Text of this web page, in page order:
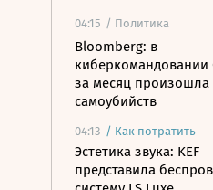
04:15 / Политика
Bloomberg: в
за месяц произошла
самоубийств
04:13 / Как потратить
Эстетика звука: KEF
представила